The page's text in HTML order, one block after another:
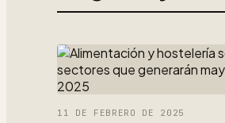
11 DE FEBRERO DE 2025